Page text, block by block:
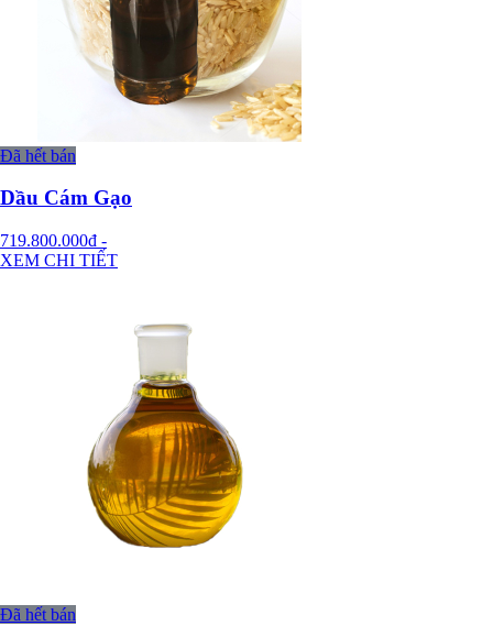
Đã hết bán
Dầu Cám Gạo
719.800.000đ -
XEM CHI TIẾT
Đã hết bán